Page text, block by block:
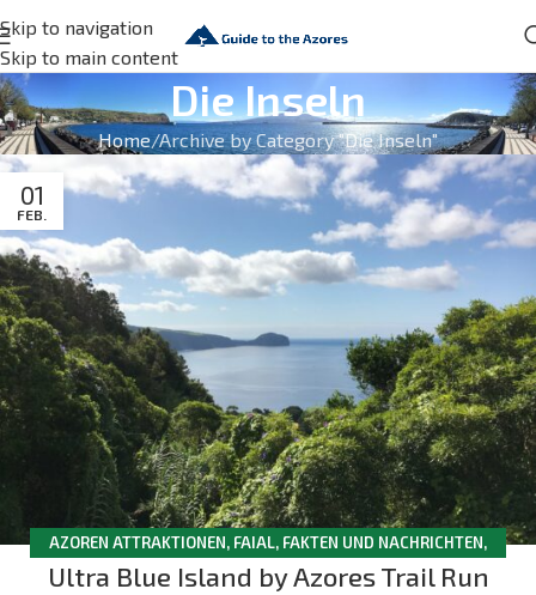
Skip to navigation
Skip to main content
Die Inseln
Home Archive by Category "Die Inseln"
01
FEB.
AZOREN ATTRAKTIONEN, FAIAL, FAKTEN UND NACHRICHTEN,
WANDERN
Ultra Blue Island by Azores Trail Run